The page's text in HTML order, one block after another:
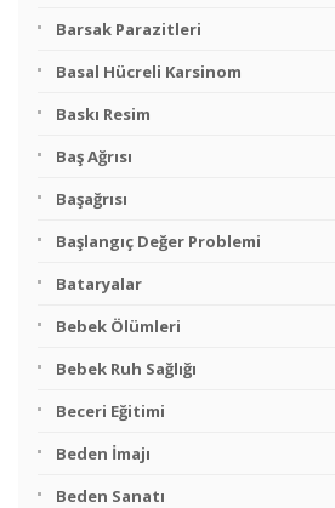
Barsak Parazitleri
Basal Hücreli Karsinom
Baskı Resim
Baş Ağrısı
Başağrısı
Başlangıç Değer Problemi
Bataryalar
Bebek Ölümleri
Bebek Ruh Sağlığı
Beceri Eğitimi
Beden İmajı
Beden Sanatı